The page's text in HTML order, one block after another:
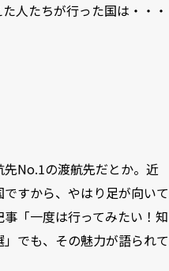
人たちが行った国は・・・
No.1の渡航先だとか。近
すから、やはり足が向いて
事「一度は行ってみたい！知
」でも、その魅力が語られて